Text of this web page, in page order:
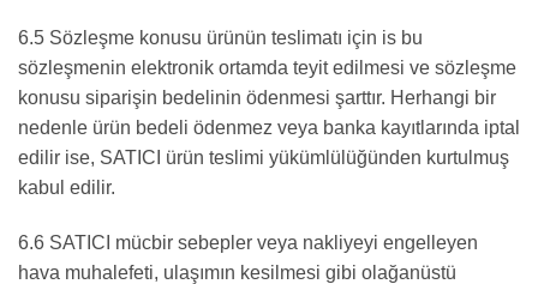
6.5 Sözleşme konusu ürünün teslimatı için is bu
sözleşmenin elektronik ortamda teyit edilmesi ve sözleşme
konusu siparişin bedelinin ödenmesi şarttır. Herhangi bir
nedenle ürün bedeli ödenmez veya banka kayıtlarında iptal
edilir ise, SATICI ürün teslimi yükümlülüğünden kurtulmuş
kabul edilir.
6.6 SATICI mücbir sebepler veya nakliyeyi engelleyen
hava muhalefeti, ulaşımın kesilmesi gibi olağanüstü